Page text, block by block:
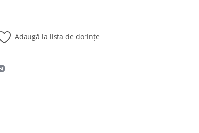
Adaugă la lista de dorințe